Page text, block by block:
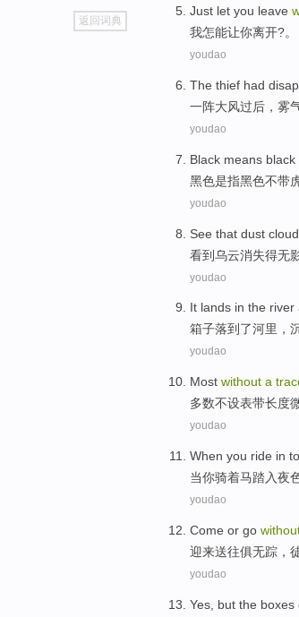
go
top
返回词典
Just let you leave
我怎能让你离开?。
youdao
The thief had
一阵大风过后， 雾
youdao
Black means black
黑色是指黑色不带
youdao
See that dust cloud
看到乌云消失得无
youdao
It lands in the river
箱子落到了河里 ，
youdao
Most without a
多数不设表带长度
youdao
When you ride in to
当你骑着马踏入夜
youdao
Come or go
迎来送往俱无踪 ，
youdao
Yes but the boxes